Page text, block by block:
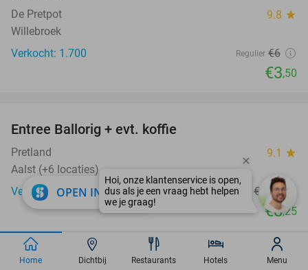
De Pretpot 9.8 star
Willebroek
Verkocht: 1.700
Regulier €6
€3,50
Entree Ballorig + evt. koffie
Pretland 9.1 star
Aalst (+6 locaties)
Verkocht: 413
Regulier €9 ,95
€8,25
favorite_border
OPEN IN APP close
Home Dichtbij Restaurants Hotels Menu